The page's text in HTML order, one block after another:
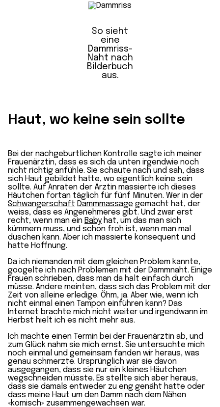
So sieht
eine
Dammriss-
Naht nach
Bilderbuch
aus.
Haut, wo keine sein sollte
Bei der nachgeburtlichen Kontrolle sagte ich meiner
Frauenärztin, dass es sich da unten irgendwie noch
nicht richtig anfühle. Sie schaute nach und sah, dass
sich Haut gebildet hatte, wo eigentlich keine sein
sollte. Auf Anraten der Ärztin massierte ich dieses
Häutchen fortan täglich für fünf Minuten. Wer in der
Schwangerschaft Dammmassage gemacht hat, der
weiss, dass es Angenehmeres gibt. Und zwar erst
recht, wenn man ein Babyhat, um das man sich
kümmern muss, und schon froh ist, wenn man mal
duschen kann. Aber ich massierte konsequent und
hatte Hoffnung.
Da ich niemanden mit dem gleichen Problem kannte,
googelte ich nach Problemen mit der Dammnaht. Einige
Frauen schrieben, dass man da halt einfach durch
müsse. Andere meinten, dass sich das Problem mit der
Zeit von alleine erledige. Öhm, ja. Aber wie, wenn ich
nicht einmal einen Tampon einführen kann? Das
Internet brachte mich nicht weiter und irgendwann im
Herbst hielt ich es nicht mehr aus.
Ich machte einen Termin bei der Frauenärztin ab, und
zum Glück nahm sie mich ernst. Sie untersuchte mich
noch einmal und gemeinsam fanden wir heraus, was
genau schmerzte. Ursprünglich war sie davon
ausgegangen, dass sie nur ein kleines Häutchen
wegschneiden müsste. Es stellte sich aber heraus,
dass sie damals entweder zu eng genäht hatte oder
dass meine Haut um den Damm nach dem Nähen
«komisch» zusammengewachsen war.